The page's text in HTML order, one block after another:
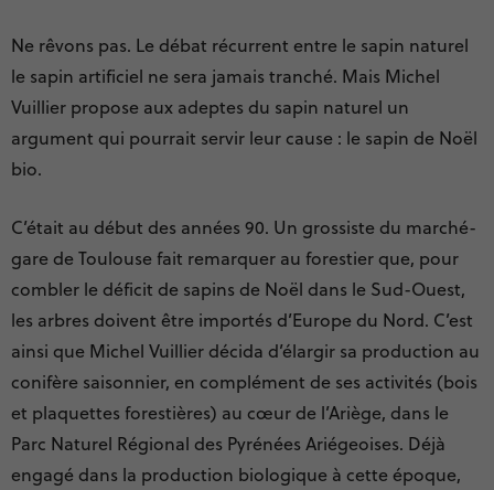
Ne rêvons pas. Le débat récurrent entre le sapin naturel
le sapin artificiel ne sera jamais tranché. Mais Michel
Vuillier propose aux adeptes du sapin naturel un
argument qui pourrait servir leur cause : le sapin de Noël
bio.
C’était au début des années 90. Un grossiste du marché-
gare de Toulouse fait remarquer au forestier que, pour
combler le déficit de sapins de Noël dans le Sud-Ouest,
les arbres doivent être importés d’Europe du Nord. C’est
ainsi que Michel Vuillier décida d’élargir sa production au
conifère saisonnier, en complément de ses activités (bois
et plaquettes forestières) au cœur de l’Ariège, dans le
Parc Naturel Régional des Pyrénées Ariégeoises. Déjà
engagé dans la production biologique à cette époque,